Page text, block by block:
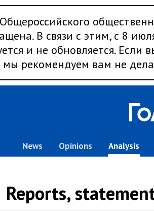
В связи с этим, с 8
и не обновляется. Если
рекомендуем вам не
News Opinions Analysis
Reports,